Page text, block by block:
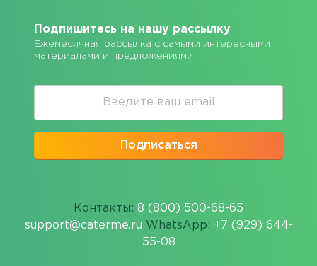
Подпишитесь на нашу рассылку
Ежемесячная рассылка с самыми интересными
материалами и предложениями
Подписаться
Контакты: 8 (800) 500-68-65
support@caterme.ru WhatsApp: +7 (929) 644-
55-08